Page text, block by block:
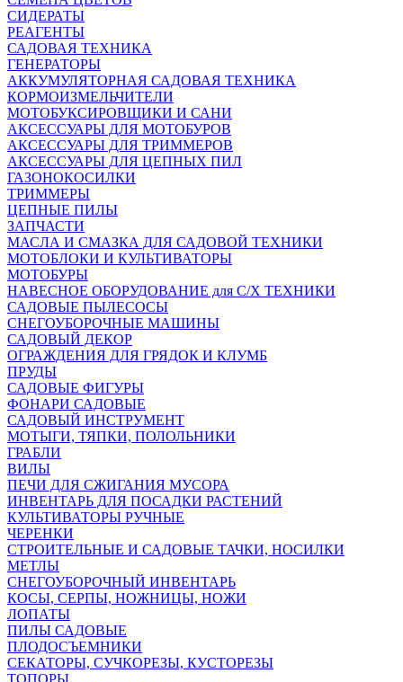
СИДЕРАТЫ
РЕАГЕНТЫ
САДОВАЯ ТЕХНИКА
ГЕНЕРАТОРЫ
АККУМУЛЯТОРНАЯ САДОВАЯ ТЕХНИКА
КОРМОИЗМЕЛЬЧИТЕЛИ
МОТОБУКСИРОВЩИКИ И САНИ
АКСЕССУАРЫ ДЛЯ МОТОБУРОВ
АКСЕССУАРЫ ДЛЯ ТРИММЕРОВ
АКСЕССУАРЫ ДЛЯ ЦЕПНЫХ ПИЛ
ГАЗОНОКОСИЛКИ
ТРИММЕРЫ
ЦЕПНЫЕ ПИЛЫ
ЗАПЧАСТИ
МАСЛА И СМАЗКА ДЛЯ САДОВОЙ ТЕХНИКИ
МОТОБЛОКИ И КУЛЬТИВАТОРЫ
МОТОБУРЫ
НАВЕСНОЕ ОБОРУДОВАНИЕ для С/Х ТЕХНИКИ
САДОВЫЕ ПЫЛЕСОСЫ
СНЕГОУБОРОЧНЫЕ МАШИНЫ
САДОВЫЙ ДЕКОР
ОГРАЖДЕНИЯ ДЛЯ ГРЯДОК И КЛУМБ
ПРУДЫ
САДОВЫЕ ФИГУРЫ
ФОНАРИ САДОВЫЕ
САДОВЫЙ ИНСТРУМЕНТ
МОТЫГИ, ТЯПКИ, ПОЛОЛЬНИКИ
ГРАБЛИ
ВИЛЫ
ПЕЧИ ДЛЯ СЖИГАНИЯ МУСОРА
ИНВЕНТАРЬ ДЛЯ ПОСАДКИ РАСТЕНИЙ
КУЛЬТИВАТОРЫ РУЧНЫЕ
ЧЕРЕНКИ
СТРОИТЕЛЬНЫЕ И САДОВЫЕ ТАЧКИ, НОСИЛКИ
МЕТЛЫ
СНЕГОУБОРОЧНЫЙ ИНВЕНТАРЬ
КОСЫ, СЕРПЫ, НОЖНИЦЫ, НОЖИ
ЛОПАТЫ
ПИЛЫ САДОВЫЕ
ПЛОДОСЪЕМНИКИ
СЕКАТОРЫ, СУЧКОРЕЗЫ, КУСТОРЕЗЫ
ТОПОРЫ